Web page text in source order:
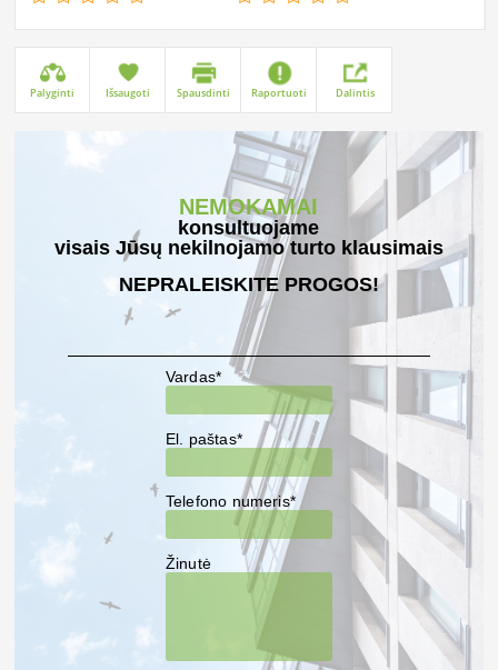
Palyginti Išsaugoti Spausdinti Raportuoti Dalintis
NEMOKAMAI
konsultuojame
visais Jūsų nekilnojamo turto klausimais
NEPRALEISKITE PROGOS!
Vardas*
El. paštas*
Telefono numeris*
Žinutė